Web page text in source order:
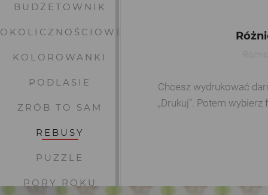
BUDŻETOWNIK
OKOLICZNOŚCIOWE
KOLOROWANKI
PODLASIE
ZRÓB TO SAM
REBUSY
PUZZLE
PORY ROKU
Chcesz wydrukować
„Drukuj”. Potem